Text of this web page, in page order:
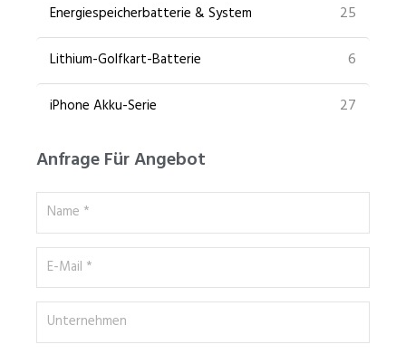
Energiespeicherbatterie & System 25
Lithium-Golfkart-Batterie 6
iPhone Akku-Serie 27
Anfrage Für Angebot
Name
*
E-
Mail
* Unternehmen